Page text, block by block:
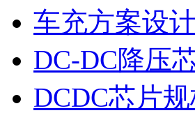
车充方案设计
DC-DC降压
DCDC芯片